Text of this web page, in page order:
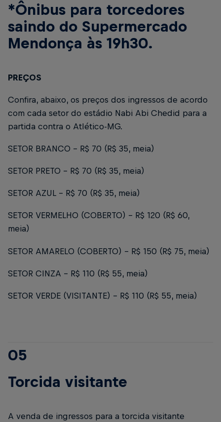
*Ônibus para torcedores
saindo do Supermercado
Mendonça às 19h30.
PREÇOS
Confira, abaixo, os preços dos ingressos de acordo
com cada setor do estádio Nabi Abi Chedid para a
partida contra o Atlético-MG.
SETOR BRANCO – R$ 70 (R$ 35, meia)
SETOR PRETO – R$ 70 (R$ 35, meia)
SETOR AZUL – R$ 70 (R$ 35, meia)
SETOR VERMELHO (COBERTO) - R$ 120 (R$ 60,
meia)
SETOR AMARELO (COBERTO) - R$ 150 (R$ 75, meia)
SETOR CINZA - R$ 110 (R$ 55, meia)
SETOR VERDE (VISITANTE) – R$ 110 (R$ 55, meia)
05
Torcida visitante
A venda de ingressos para a torcida visitante